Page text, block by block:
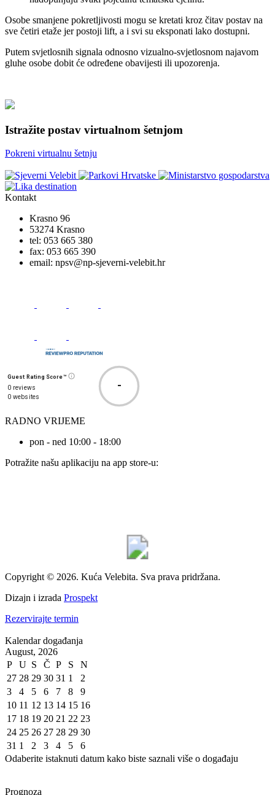
Osobe smanjene pokretljivosti mogu se kretati kroz čitav postav na
sve četiri etaže jer postoji lift, a i svi su eksponati lako dostupni.
Putem svjetlosnih signala odnosno vizualno-svjetlosnom najavom
gluhe osobe dobit će određene obavijesti ili upozorenja.
Istražite postav virtualnom šetnjom
Pokreni virtualnu šetnju
Kontakt
Krasno 96
53274 Krasno
tel: 053 665 380
fax: 053 665 390
email: npsv@np-sjeverni-velebit.hr
Guest Rating Score™
0 reviews
0 websites
-
RADNO VRIJEME
pon - ned 10:00 - 18:00
Potražite našu aplikaciju na app store-u:
Copyright © 2026. Kuća Velebita. Sva prava pridržana.
Dizajn i izrada Prospekt
Rezervirajte termin
Kalendar događanja
August, 2026
P
U S Č P S
N
27 28 29 30 31 1
2
3
4 5 6 7 8
9
10 11 12 13 14 15 16
17 18 19 20 21 22 23
24 25 26 27 28 29 30
31 1 2 3 4 5
6
Odaberite istaknuti datum kako biste saznali više o događaju
Prognoza